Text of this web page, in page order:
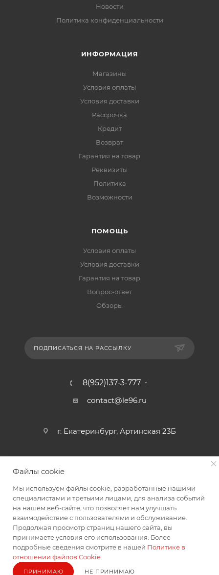
Новости
Политика конфиденциальности
ИНФОРМАЦИЯ
Магазины
Условия оплаты
Условия доставки
Рассрочка
Кредит
Возврат
Гарантия на товар
Реквизиты
Политика
Возможности
ПОМОЩЬ
Условия оплаты
Условия доставки
Гарантия на товар
Вопрос-ответ
Обзоры
ПОДПИСАТЬСЯ НА РАССЫЛКУ
8(952)137-3-777
contact@le96.ru
г. Екатеринбург, Артинская 23Б
2026 © интернет магазин автоаксессуаров
Файлы cookie
Мы используем файлы cookie, разработанные нашими
специалистами и третьими лицами, для анализа событий
на нашем веб-сайте, что позволяет нам улучшать
взаимодействие с пользователями и обслуживание.
Продолжая просмотр страниц нашего сайта, вы
принимаете условия его использования. Более
подробные сведения смотрите в нашей Политике в
отношении файлов Cookie
ПРИНИМАЮ НЕ ПРИНИМАЮ